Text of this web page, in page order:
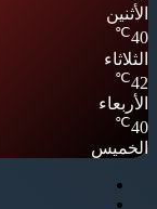
الأثنين
40
℃
الثلاثاء
42
℃
الأربعاء
40
℃
الخميس